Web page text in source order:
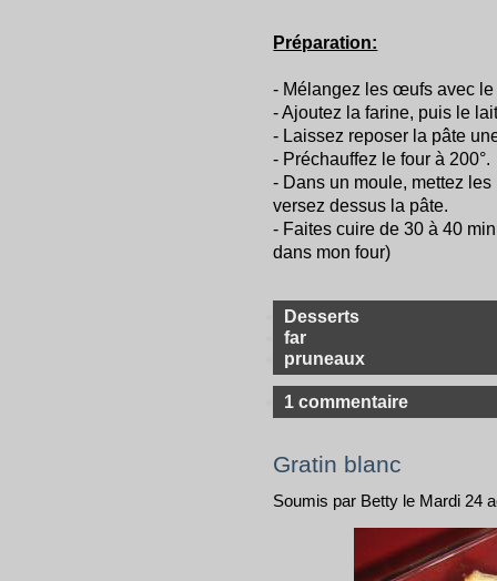
Préparation:
- Mélangez les œufs avec
- Ajoutez la farine, puis le
- Laissez reposer la pâte
- Préchauffez le four à 200°.
- Dans un moule, mettez
versez dessus la pâte.
- Faites cuire de 30 à 40
dans mon four)
Desserts
far
pruneaux
1 commentaire
Gratin blanc
Soumis par Betty le Mardi 24